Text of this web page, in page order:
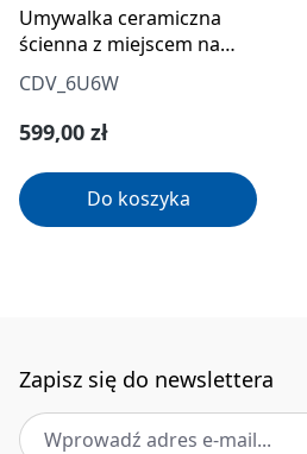
Umywalka ceramiczna
ścienna z miejscem na
baterię - dla osób z
ograniczeniami
ruchowymi
CDV_6U6W
Cena regularna:
599,00 zł
Do koszyka
Zapisz się do newslettera
Adres e-mail *